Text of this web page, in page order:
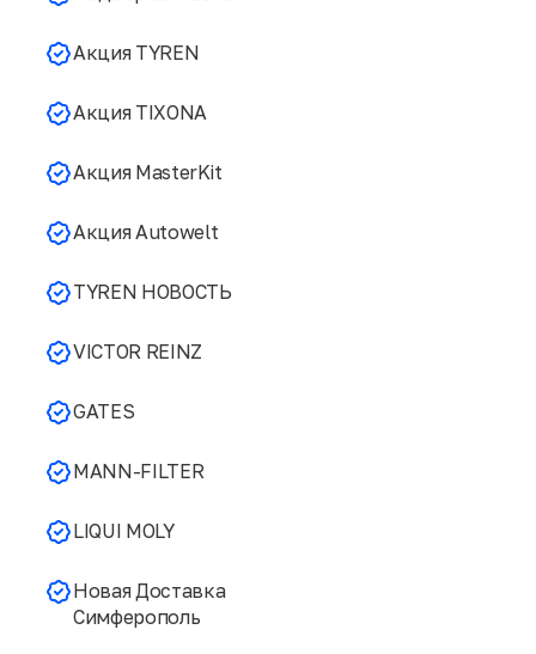
Акция TYREN
Акция TIXONA
Акция MasterKit
Акция Autowelt
TYREN НОВОСТЬ
VICTOR REINZ
GATES
MANN-FILTER
LIQUI MOLY
Новая Доставка
Симферополь